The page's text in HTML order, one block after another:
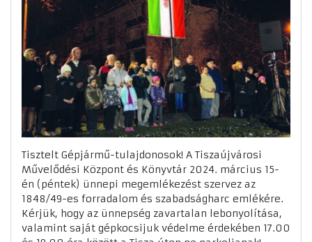
Tisztelt Gépjármű-tulajdonosok! A Tiszaújvárosi
Művelődési Központ és Könyvtár 2024. március 15-
én (péntek) ünnepi megemlékezést szervez az
1848/49-es forradalom és szabadságharc emlékére.
Kérjük, hogy az ünnepség zavartalan lebonyolítása,
valamint saját gépkocsijuk védelme érdekében 17.00